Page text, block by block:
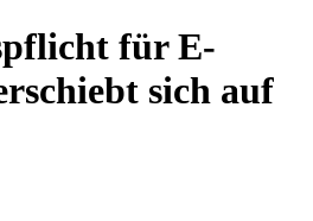
für E-
sich auf